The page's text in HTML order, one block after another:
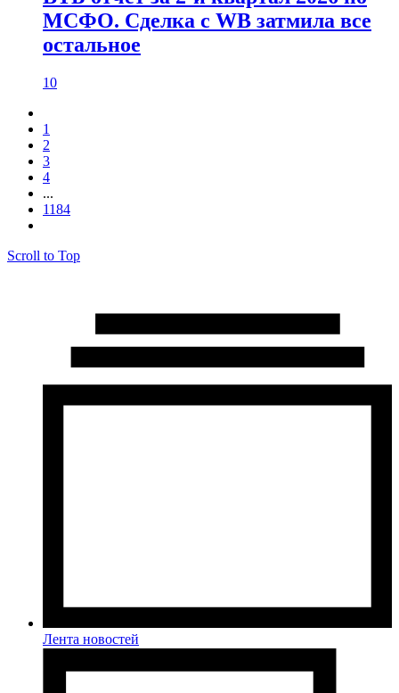
МСФО. Сделка с WB затмила все
остальное
10
1
2
3
4
...
1184
Scroll to Top
Лента новостей